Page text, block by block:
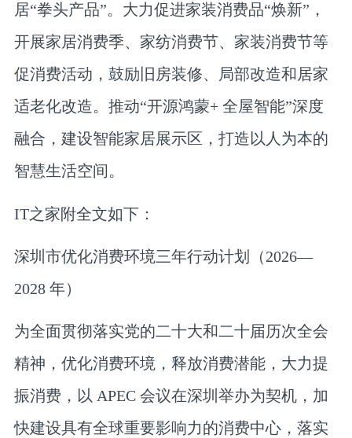
居“拳头产品”。大力促进家装消费品“焕新”，
开展家居消费季、家纺消费节、家装消费节等
促消费活动，鼓励旧房装修、局部改造和居家
适老化改造。推动“开源鸿蒙+ 全屋智能”深度
融合，建设智能家居展示区，打造以人为本的
智慧生活空间。
IT之家附全文如下：
深圳市优化消费环境三年行动计划（2026—
2028 年）
为全面贯彻落实党的二十大和二十届历次全会
精神，优化消费环境，释放消费潜能，大力提
振消费，以 APEC 会议在深圳举办为契机，加
快建设具有全球重要影响力的消费中心，落实